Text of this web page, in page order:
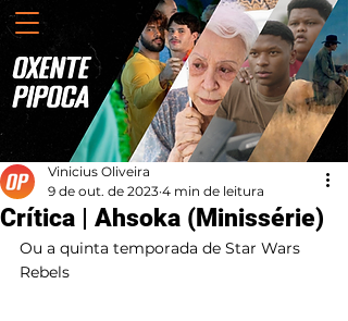
Crítica | Ahsoka (Minissérie)
Vinicius Oliveira
9 de out. de 2023 4 min de leitura
Ou a quinta temporada de Star Wars
Rebels